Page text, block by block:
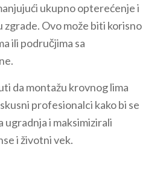
ukupno opterećenje i
Ovo može biti korisno
ili područjima sa
da montažu krovnog lima
profesionalci kako bi se
ugradnja i maksimizirali
i životni vek.